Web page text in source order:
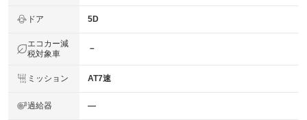
ドア 5D
エコカー減
税対象車
－
ミッション AT7速
過給器 ―